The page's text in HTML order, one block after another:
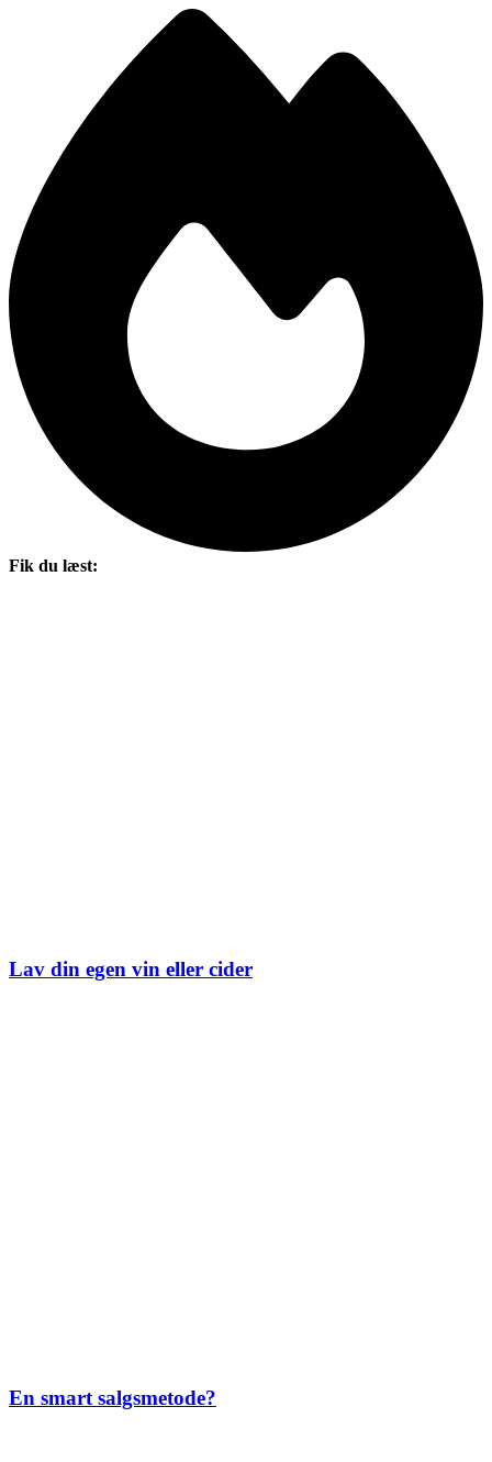
Fik du læst:
Lav din egen vin eller cider
En smart salgsmetode?